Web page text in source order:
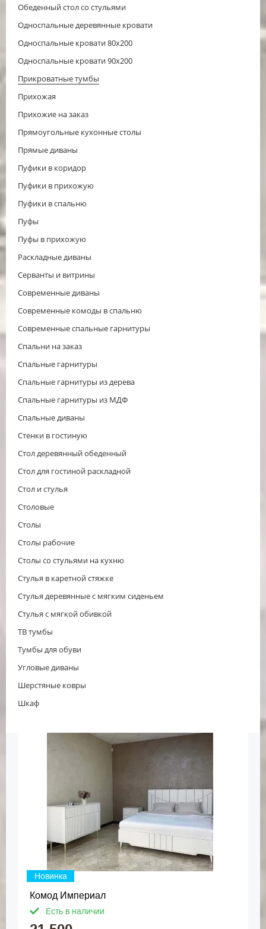
Обеденный стол со стульями
Односпальные деревянные кровати
Односпальные кровати 80х200
Односпальные кровати 90х200
Прикроватные тумбы
Прихожая
Прихожие на заказ
Прямоугольные кухонные столы
Прямые диваны
Пуфики в коридор
Пуфики в прихожую
Пуфики в спальню
Пуфы
Пуфы в прихожую
Раскладные диваны
Серванты и витрины
Современные диваны
Современные комоды в спальню
Современные спальные гарнитуры
Спальни на заказ
Спальные гарнитуры
Спальные гарнитуры из дерева
Спальные гарнитуры из МДФ
Спальные диваны
Стенки в гостиную
Стол деревянный обеденный
Стол для гостиной раскладной
Стол и стулья
Столовые
Столы
Столы рабочие
Столы со стульями на кухню
Стулья в каретной стяжке
Стулья деревянные с мягким сиденьем
Стулья с мягкой обивкой
ТВ тумбы
Тумбы для обуви
Угловые диваны
Шерстяные ковры
Шкаф
Новинка
Комод Империал
Есть в наличии